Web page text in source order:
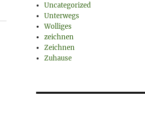
Uncategorized
Unterwegs
Wolliges
zeichnen
Zeichnen
Zuhause